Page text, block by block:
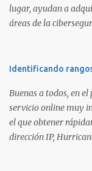
lugar, ayudan a
áreas de la
certificaciones
certificaciones que
aquellos que desean
ofensiva. Todas ellas
un escenario real en
Identificando
Buenas a todos, en
servicio online muy
el que obtener
dirección IP,